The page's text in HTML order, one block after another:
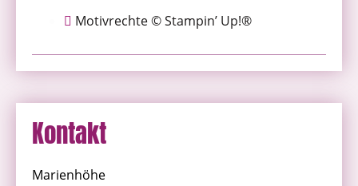
Motivrechte © Stampin’ Up!®
Kontakt
Marienhöhe